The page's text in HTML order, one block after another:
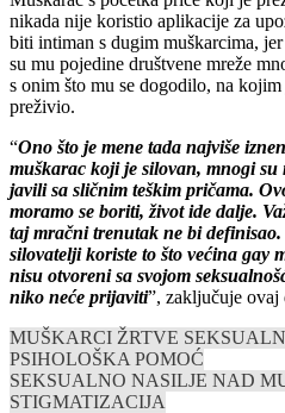
nikada nije koristio aplikacije za
biti intiman s dugim muškarcima,
su mu pojedine društvene mreže
s onim što mu se dogodilo, na
preživio.
“Ono što je mene tada najviše
muškarac koji je silovan, mnogi su
javili sa sličnim teškim pričama.
moramo se boriti, život ide dalje.
taj mračni trenutak ne bi
silovatelji koriste to što većina gay
nisu otvoreni sa svojom
niko neće prijaviti”, zaključuje ovaj
MUŠKARCI ŽRTVE
PSIHOLOŠKA POMOĆ
SEKSUALNO NASILJE NAD
STIGMATIZACIJA